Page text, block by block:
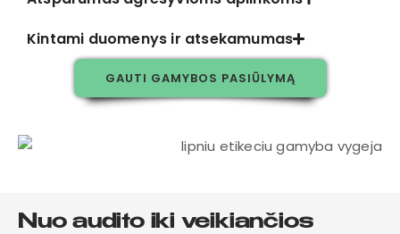
Kintami duomenys ir atsekamumas
GAUTI GAMYBOS PASIŪLYMĄ
Nuo audito iki veikiančios